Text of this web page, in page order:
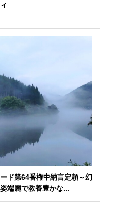
ド第64番権中納言定頼～幻
端麗で教養豊かな...